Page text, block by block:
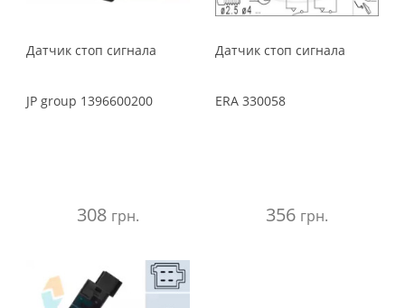
Датчик стоп сигнала
JP group 1396600200
308 грн.
Датчик стоп сигнала
ERA 330058
356 грн.